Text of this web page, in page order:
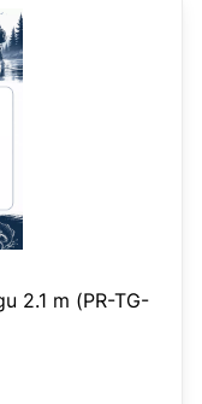
2.1 m (РR-TG-